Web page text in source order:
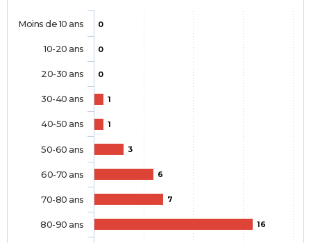
0
0
0
1
1
3
6
7
16
Moins de 10 ans
10-20 ans
20-30 ans
30-40 ans
40-50 ans
50-60 ans
60-70 ans
70-80 ans
80-90 ans